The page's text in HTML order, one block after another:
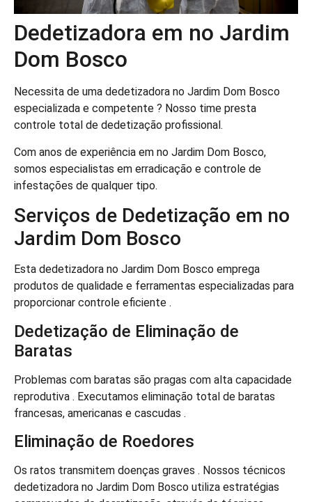
Dedetizadora em no Jardim
Dom Bosco
Necessita de uma dedetizadora no Jardim Dom Bosco
especializada e competente ? Nosso time presta
controle total de dedetização profissional.
Com anos de experiência em no Jardim Dom Bosco,
somos especialistas em erradicação e controle de
infestações de qualquer tipo.
Serviços de Dedetização em no
Jardim Dom Bosco
Esta dedetizadora no Jardim Dom Bosco emprega
produtos de qualidade e ferramentas especializadas para
proporcionar controle eficiente .
Dedetização de Eliminação de
Baratas
Problemas com baratas são pragas com alta capacidade
reprodutiva . Executamos eliminação total de baratas
francesas, americanas e cascudas .
Eliminação de Roedores
Os ratos transmitem doenças graves . Nossos técnicos
dedetizadora no Jardim Dom Bosco utiliza estratégias